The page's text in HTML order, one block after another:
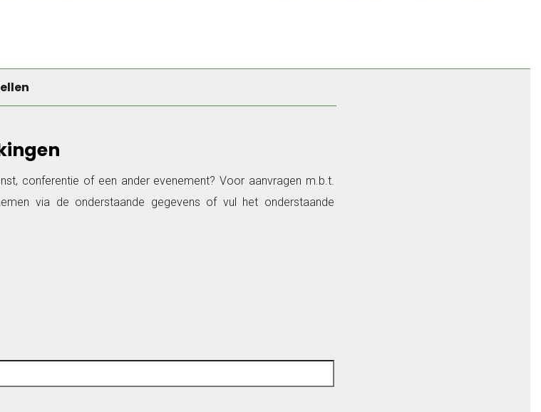
conferentie of een ander evenement? Voor aanvragen m.b.t.
via de onderstaande gegevens of vul het onderstaande